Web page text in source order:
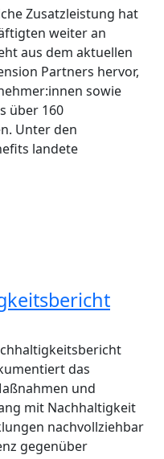
Zusatzleistung hat
weiter an
aus dem aktuellen
Partners hervor,
sowie
über 160
Unter den
landete
das
und
mit Nachhaltigkeit
nachvollziehbar
gegenüber